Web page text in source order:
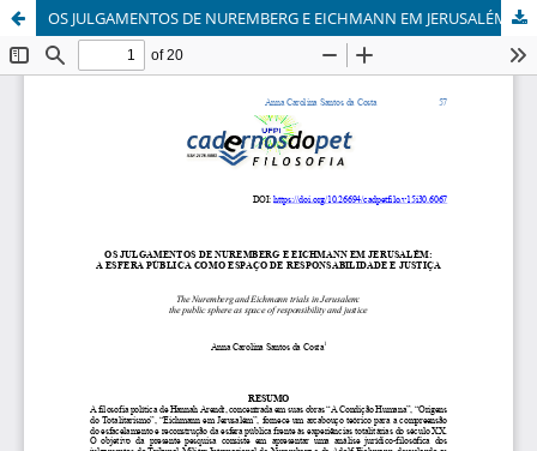
OS JULGAMENTOS DE NUREMBERG E EICHMANN EM JERUSALÉM: